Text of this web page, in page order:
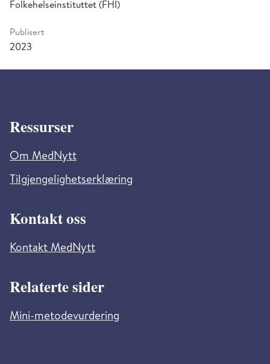
Folkehelseinstituttet (FHI)
Publisert
2023
Ressurser
Om MedNytt
Tilgjengelighetserklæring
Kontakt oss
Kontakt MedNytt
Relaterte sider
Mini-metodevurdering